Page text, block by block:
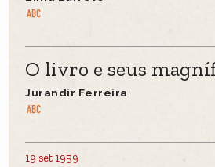
O livro e seus
Jurandir Ferreira
19 set 1959